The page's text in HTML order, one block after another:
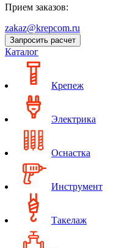
Прием заказов:
zakaz@krepcom.ru
Запросить расчет
Каталог
Крепеж
Электрика
Оснастка
Инструмент
Такелаж